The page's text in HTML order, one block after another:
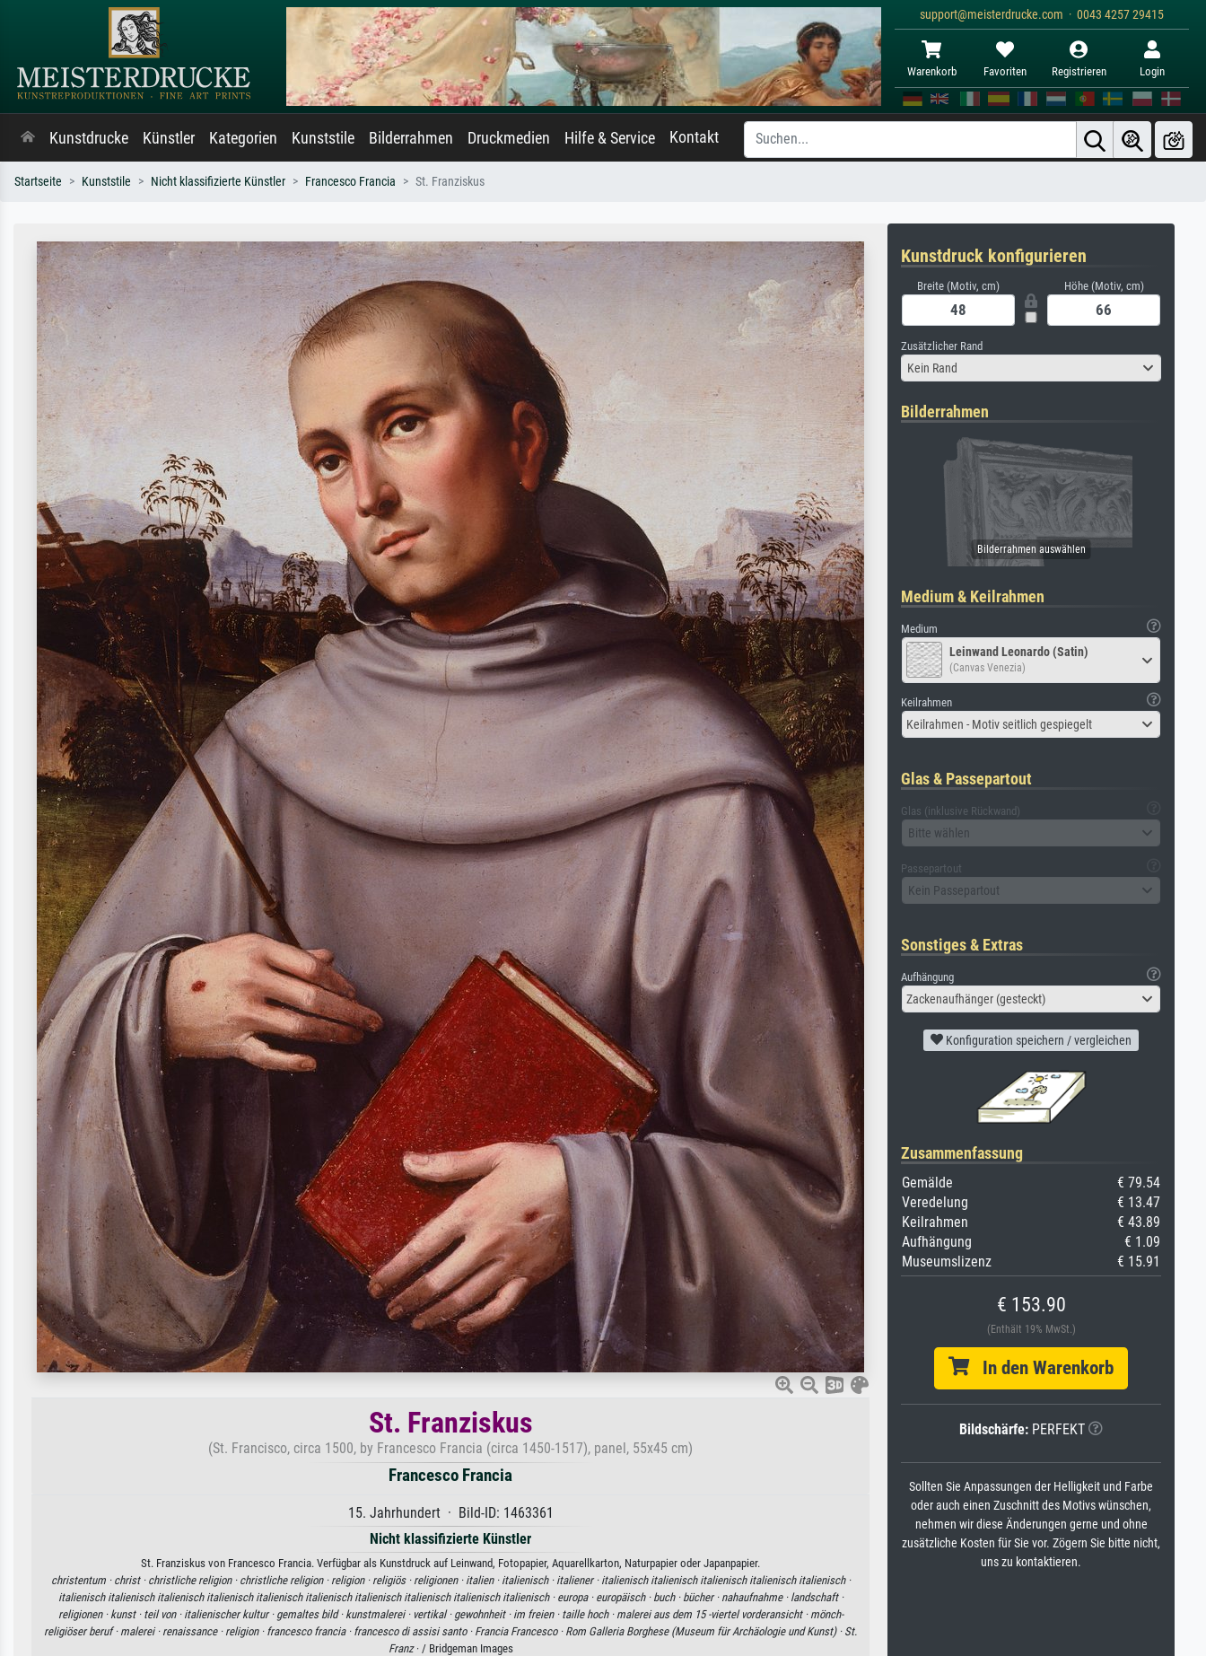
support@meisterdrucke.com · 0043 4257 29415
Warenkorb Favoriten Registrieren Login
Kunstdrucke Künstler Kategorien Kunststile Bilderrahmen Druckmedien Hilfe & Service Kontakt
Startseite Kunststile Nicht klassifizierte Künstler Francesco Francia St. Franziskus
St. Franziskus
(St. Francisco, circa 1500, by Francesco Francia (circa 1450-1517), panel, 55x45 cm)
Francesco Francia
15. Jahrhundert · Bild-ID: 1463361
Nicht klassifizierte Künstler
St. Franziskus von Francesco Francia. Verfügbar als Kunstdruck auf Leinwand, Fotopapier, Aquarellkarton, Naturpapier oder Japanpapier.
christentum · christ · christliche religion · christliche religion · religion · religiös · religionen · italien · italienisch · italiener · italienisch italienisch italienisch italienisch italienisch ·
italienisch italienisch italienisch italienisch italienisch italienisch italienisch italienisch italienisch italienisch · europa · europäisch · buch · bücher · nahaufnahme · landschaft ·
religionen · kunst · teil von · italienischer kultur · gemaltes bild · kunstmalerei · vertikal · gewohnheit · im freien · taille hoch · malerei aus dem 15 -viertel vorderansicht · mönch-
religiöser beruf · malerei · renaissance · religion · francesco francia · francesco di assisi santo · Francia Francesco · Rom Galleria Borghese (Museum für Archäologie und Kunst) · St.
Franz· / Bridgeman Images
Kunstdruck konfigurieren
Breite (Motiv, cm) Höhe (Motiv, cm)
Zusätzlicher Rand
Kein Rand
Bilderrahmen
Medium & Keilrahmen
Medium
Leinwand Leonardo (Satin)
(Canvas Venezia)
Keilrahmen
Keilrahmen - Motiv seitlich gespiegelt
Glas & Passepartout
Glas (inklusive Rückwand)
Bitte wählen
Passepartout
Kein Passepartout
Sonstiges & Extras
Aufhängung
Zackenaufhänger (gesteckt)
Konfiguration speichern / vergleichen
Zusammenfassung
Gemälde
€ 79.54
Veredelung
€ 13.47
Keilrahmen
€ 43.89
Aufhängung
€ 1.09
Museumslizenz
€ 15.91
€ 153.90
(Enthält 19% MwSt.)
In den Warenkorb
Bildschärfe: PERFEKT
Sollten Sie Anpassungen der Helligkeit und Farbe
oder auch einen Zuschnitt des Motivs wünschen,
nehmen wir diese Änderungen gerne und ohne
zusätzliche Kosten für Sie vor. Zögern Sie bitte nicht,
uns zu kontaktieren.